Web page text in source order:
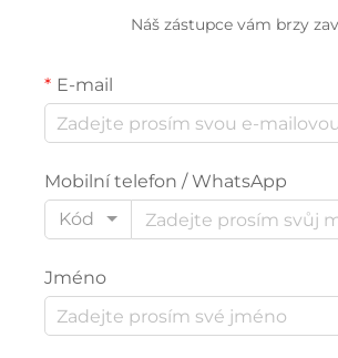
Náš zástupce vám brzy
E-mail
Mobilní telefon / WhatsApp
Kód
Jméno